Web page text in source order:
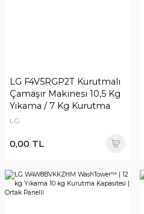
LG F4V5RGP2T Kurutmalı
Çamaşır Makinesi 10,5 Kg
Yıkama / 7 Kg Kurutma
1400 Devir Buharlı
LG
0,00 TL